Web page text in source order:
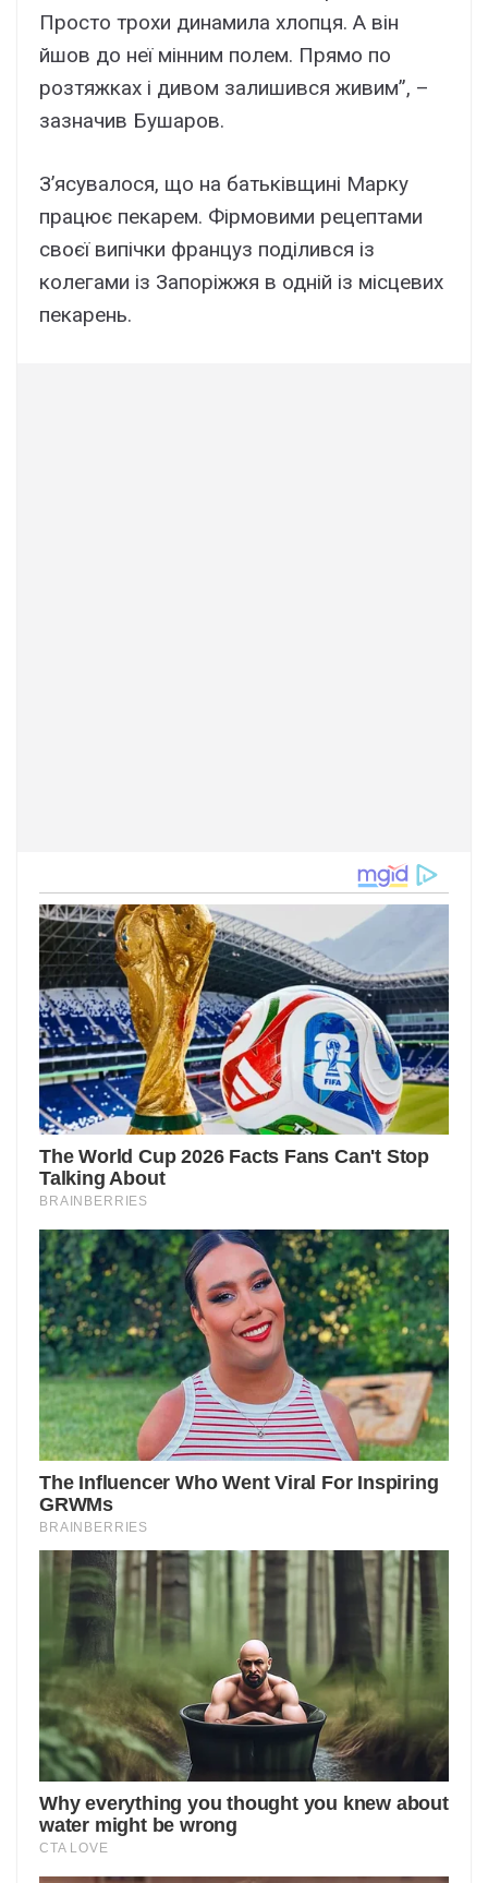
Просто трохи динамила хлопця. А він
йшов до неї мінним полем. Прямо по
розтяжках і дивом залишився живим”, –
зазначив Бушаров.
З’ясувалося, що на батьківщині Марку
працює пекарем. Фірмовими рецептами
своєї випічки француз поділився із
колегами із Запоріжжя в одній із місцевих
пекарень.